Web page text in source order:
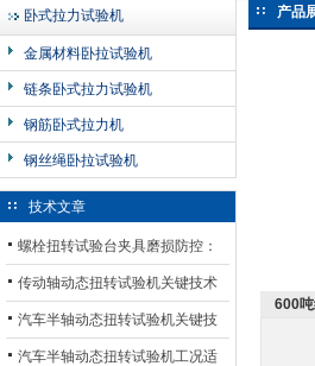
卧式拉力试验机
金属材料卧拉试验机
链条卧式拉力试验机
钢筋卧式拉力机
钢丝绳卧拉试验机
技术文章
螺栓扭转试验台夹具磨损防控：
材质选型与表面处理的耐用性优
化
传动轴动态扭转试验机关键技术
及产业落地应用
汽车半轴动态扭转试验机关键技
术及产业落地应用
汽车半轴动态扭转试验机工况适
产品
600